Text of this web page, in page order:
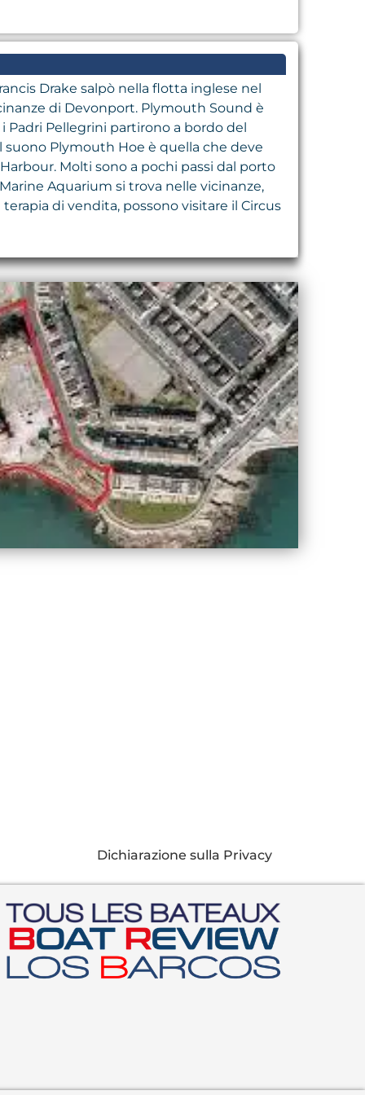
Drake salpò nella flotta inglese nel
di Devonport. Plymouth Sound è
Pellegrini partirono a bordo del
suono Plymouth Hoe è quella che deve
Molti sono a pochi passi dal porto
Aquarium si trova nelle vicinanze,
di vendita, possono visitare il Circus
Dichiarazione sulla Privacy